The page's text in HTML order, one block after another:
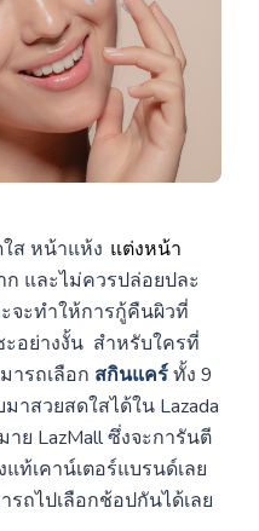
ส หน้าแห้ง แต่งหน้า
และไม่ควรปล่อยปละ
จะทำให้การกู้คืนผิวที่
ะอย่างงั้น สำหรับใครที่
ารถเลือก สกินแคร์ทั้ง 9
าสวยสดใสได้ใน Lazada
ย LazMall ซึ่งจะการันตี
ท้เคาน์เตอร์แบรนด์เลย
ถไปเลือกช้อปกันได้เลย